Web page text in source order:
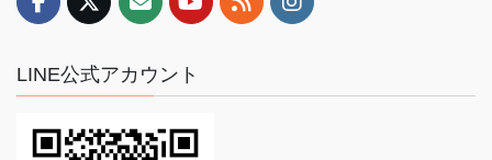
LINE公式アカウント